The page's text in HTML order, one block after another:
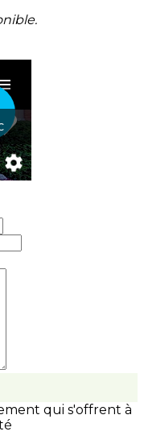
qui s'offrent à